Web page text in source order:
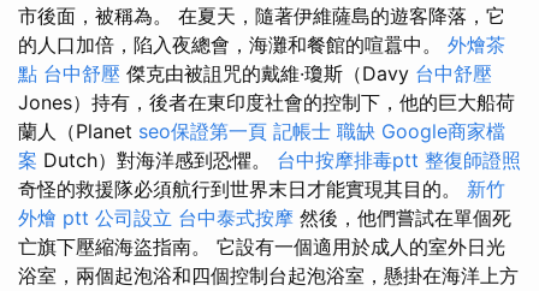
市後面，被稱為。 在夏天，隨著伊維薩島的遊客降落，它
的人口加倍，陷入夜總會，海灘和餐館的喧囂中。 外燴茶
點 台中舒壓 傑克由被詛咒的戴維·瓊斯（Davy 台中舒壓
Jones）持有，後者在東印度社會的控制下，他的巨大船荷
蘭人（Planet seo保證第一頁 記帳士 職缺 Google商家檔
案 Dutch）對海洋感到恐懼。 台中按摩排毒ptt 整復師證照
奇怪的救援隊必須航行到世界末日才能實現其目的。 新竹
外燴 ptt 公司設立 台中泰式按摩 然後，他們嘗試在單個死
亡旗下壓縮海盜指南。 它設有一個適用於成人的室外日光
浴室，兩個起泡浴和四個控制台起泡浴室，懸掛在海洋上方